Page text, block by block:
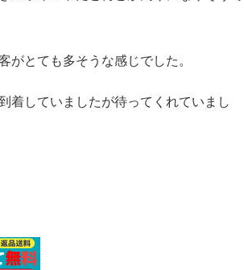
とても多そうな感じでした。
着していましたが待ってくれていまし